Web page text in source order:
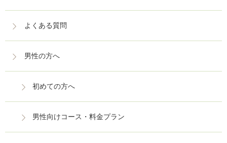
よくある質問
男性の方へ
初めての方へ
男性向けコース・料金プラン